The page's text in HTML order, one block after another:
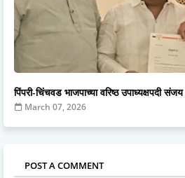
पिंपरी-चिंचवड भाजपाच्या वरिष्ठ उपाध्यक्षपदी
March 07, 2026
POST A COMMENT